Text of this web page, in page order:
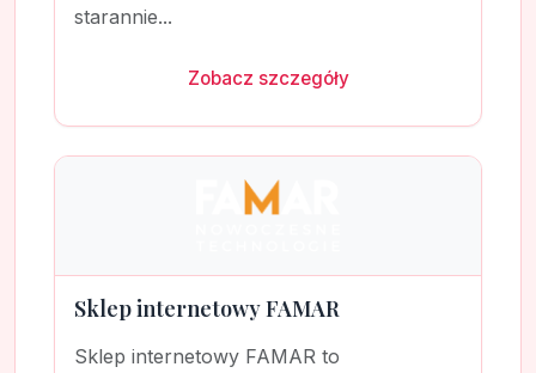
starannie...
Zobacz szczegóły
Sklep internetowy FAMAR
Sklep internetowy FAMAR to